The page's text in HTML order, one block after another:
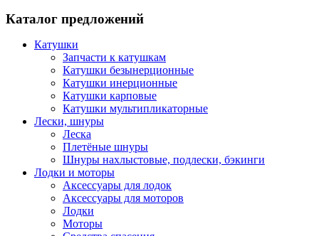
Каталог предложений
Катушки
Запчасти к катушкам
Катушки безынерционные
Катушки инерционные
Катушки карповые
Катушки мультипликаторные
Лески, шнуры
Леска
Плетёные шнуры
Шнуры нахлыстовые, подлески, бэкинги
Лодки и моторы
Аксессуары для лодок
Аксессуары для моторов
Лодки
Моторы